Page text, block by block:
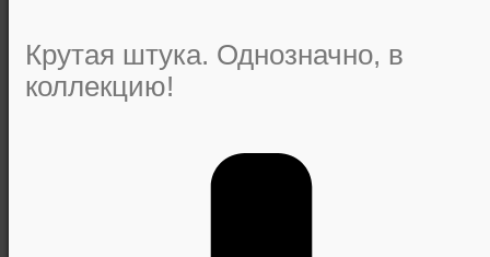
Крутая штука. Однозначно, в
коллекцию!